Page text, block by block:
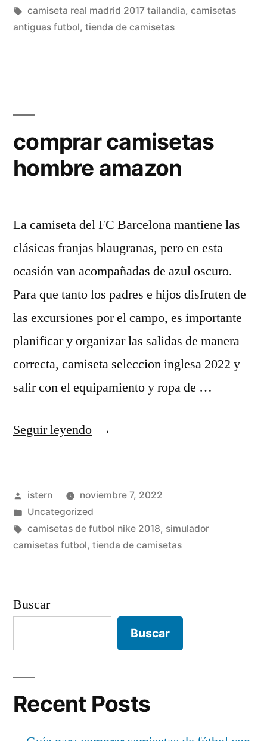
por
en
Etiquetas:
camiseta real madrid 2017 tailandia, camisetas
antiguas futbol, tienda de camisetas
comprar camisetas
hombre amazon
La camiseta del FC Barcelona mantiene las
clásicas franjas blaugranas, pero en esta
ocasión van acompañadas de azul oscuro.
Para que tanto los padres e hijos disfruten de
las excursiones por el campo, es importante
planificar y organizar las salidas de manera
correcta, camiseta seleccion inglesa 2022 y
salir con el equipamiento y ropa de …
Seguir leyendo«comprar
amazon»
Publicado
por
istern
noviembre 7, 2022
Publicado
en
Uncategorized
Etiquetas:
camisetas de futbol nike 2018, simulador
camisetas futbol, tienda de camisetas
Buscar
Buscar
Recent Posts